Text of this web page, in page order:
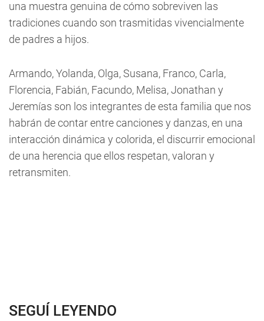
una muestra genuina de cómo sobreviven las
tradiciones cuando son trasmitidas vivencialmente
de padres a hijos.
Armando, Yolanda, Olga, Susana, Franco, Carla,
Florencia, Fabián, Facundo, Melisa, Jonathan y
Jeremías son los integrantes de esta familia que nos
habrán de contar entre canciones y danzas, en una
interacción dinámica y colorida, el discurrir emocional
de una herencia que ellos respetan, valoran y
retransmiten.
SEGUÍ LEYENDO